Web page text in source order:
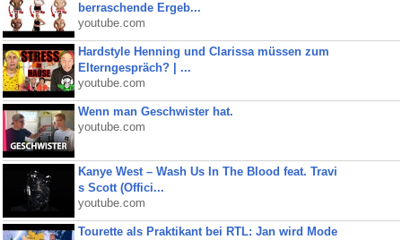
berraschende Ergeb...
youtube.com
Hardstyle Henning und Clarissa müssen zum
Elterngespräch? | ...
youtube.com
Wenn man Geschwister hat.
youtube.com
Kanye West – Wash Us In The Blood feat. Travi
s Scott (Offici...
youtube.com
Tourette als Praktikant bei RTL: Jan wird Mode